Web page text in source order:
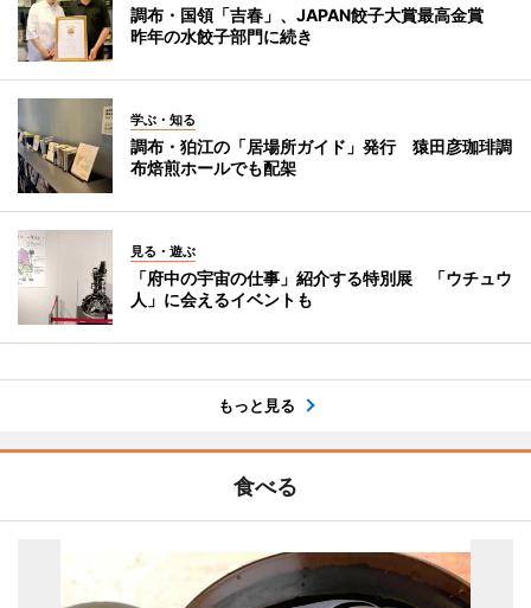
調布・国領「吉春」、JAPAN餃子大賞最高金賞
昨年の水餃子部門に続き
学ぶ・知る
調布・狛江の「居場所ガイド」発行 猿田彦珈琲調
布焙煎ホールでも配架
見る・遊ぶ
「府中の宇宙の仕事」紹介する特別展 「ウチュウ
人」に会えるイベントも
もっと見る
食べる